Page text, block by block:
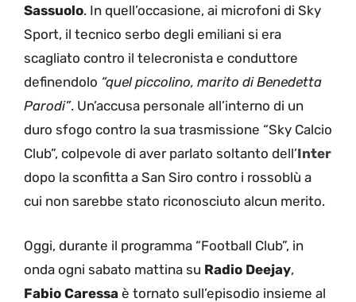
Sassuolo. In quell’occasione, ai microfoni di Sky
Sport, il tecnico serbo degli emiliani si era
scagliato contro il telecronista e conduttore
definendolo “quel piccolino, marito di Benedetta
Parodi”. Un’accusa personale all’interno di un
duro sfogo contro la sua trasmissione “Sky Calcio
Club”, colpevole di aver parlato soltanto dell’Inter
dopo la sconfitta a San Siro contro i rossoblù a
cui non sarebbe stato riconosciuto alcun merito.
Oggi, durante il programma “Football Club”, in
onda ogni sabato mattina su Radio Deejay,
Fabio Caressa è tornato sull’episodio insieme al